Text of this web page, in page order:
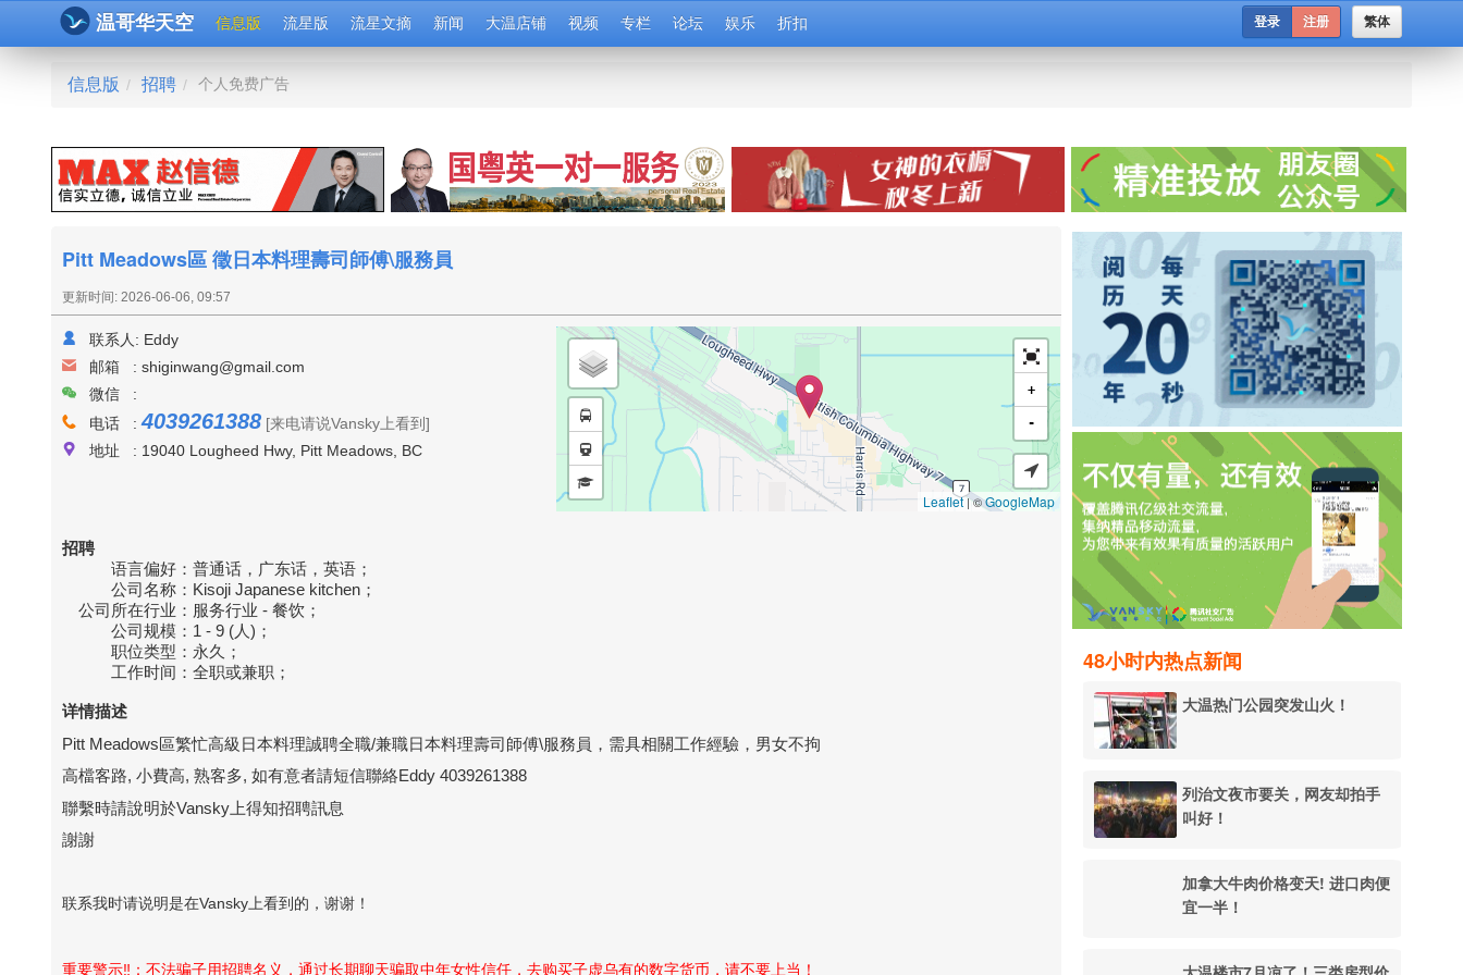
温哥华天空 信息版 流星版 流星文摘 新闻 大温店铺 视频 专栏 论坛 娱乐 折扣 繁体
登录 注册
信息版 / 招聘 / 个人免费广告
48小时内热点新闻
大温热门公园突发山火！
列治文夜市要关，网友却拍手
叫好！
加拿大牛肉价格变天! 进口肉便
宜一半！
Pitt Meadows區 徵日本料理壽司師傅\服務員
更新时间: 2026-06-06, 09:57
联系人: Eddy
邮箱 : shiginwang@gmail.com
微信 :
电话 : 4039261388 [来电请说Vansky上看到]
地址 : 19040 Lougheed Hwy, Pitt Meadows, BC
+
-
Leaflet| ©GoogleMap
招聘
语言偏好： 普通话，广东话，英语；
公司名称： Kisoji Japanese kitchen；
公司所在行业： 服务行业 - 餐饮；
公司规模： 1 - 9 (人)；
职位类型： 永久；
工作时间： 全职或兼职；
详情描述
Pitt Meadows區繁忙高級日本料理誠聘全職/兼職日本料理壽司師傅\服務員，需具相關工作經驗，男女不拘
高檔客路, 小費高, 熟客多, 如有意者請短信聯絡Eddy 4039261388
聯繫時請說明於Vansky上得知招聘訊息
謝謝
联系我时请说明是在Vansky上看到的，谢谢！
重要警示‼️：不法骗子用招聘名义，通过长期聊天骗取中年女性信任，去购买子虚乌有的数字货币，请不要上当！